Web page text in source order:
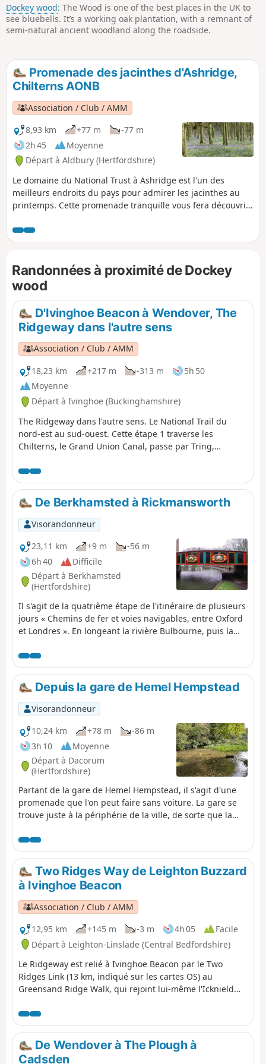
Dockey wood: The Wood is one of the best places in the UK to
see bluebells. It’s a working oak plantation, with a remnant of
semi-natural ancient woodland along the roadside.
Promenade des jacinthes d'Ashridge,
Chilterns AONB
Association / Club / AMM
8,93 km
+77 m
-77 m
2h 45
Moyenne
Départ à Aldbury (Hertfordshire)
Le domaine du National Trust à Ashridge est l'un des
meilleurs endroits du pays pour admirer les jacinthes au
printemps. Cette promenade tranquille vous fera découvrir
permettra également de découvrir l'histoire du domaine. La
terrasse de Duncombe offre une vue imprenable sur la
l'année, mais le sol peut être très boueux en hiver, alors
prévoyez des chaussures adaptées !
Randonnées à proximité de Dockey
wood
D'Ivinghoe Beacon à Wendover, The
Ridgeway dans l'autre sens
Association / Club / AMM
18,23 km
+217 m -313 m
5h 50
Moyenne
Départ à Ivinghoe (Buckinghamshire)
The Ridgeway dans l'autre sens. Le National Trail du
nord-est au sud-ouest. Cette étape 1 traverse les
Chilterns, le Grand Union Canal, passe par Tring,
la ville marchande de Wendover.
De Berkhamsted à Rickmansworth
Visorandonneur
23,11 km
+9 m
-56 m
6h 40
Difficile
Départ à Berkhamsted
(Hertfordshire)
Il s'agit de la quatrième étape de l'itinéraire de plusieurs
jours « Chemins de fer et voies navigables, entre Oxford
et Londres ». En longeant la rivière Bulbourne, puis la
nombreuses choses à découvrir : des péniches, des
écluses et des ponts historiques, la plus ancienne
papeterie mécanisée au monde, ainsi que des réserves
naturelles et le célèbre parc de Cassiobury.
Depuis la gare de Hemel Hempstead
Visorandonneur
10,24 km
+78 m
-86 m
3h 10
Moyenne
Départ à Dacorum
(Hertfordshire)
Partant de la gare de Hemel Hempstead, il s'agit d'une
promenade que l'on peut faire sans voiture. La gare se
trouve juste à la périphérie de la ville, de sorte que la
en grande partie sur les terres du Boxmoor Trust, sur le
plateau des Chilterns et le long du Grand Union Canal. Il
y a de nombreux rappels de l'histoire de la région, de
1594 à la Seconde Guerre mondiale. Si vous avez de la
chance, vous pourrez voir quelques races agricoles rares
conservées sur les terres du Trust et quelques oiseaux
intéressants le long du canal.
Two Ridges Way de Leighton Buzzard
à Ivinghoe Beacon
Association / Club / AMM
12,95 km
+145 m -3 m 4h 05
Facile
Départ à Leighton-Linslade (Central Bedfordshire)
Le Ridgeway est relié à Ivinghoe Beacon par le Two
Ridges Link (13 km, indiqué sur les cartes OS) au
Greensand Ridge Walk, qui rejoint lui-même l'Icknield
depuis Slapton. Cet itinéraire montre la liaison nord-sud.
De Wendover à The Plough à
Cadsden